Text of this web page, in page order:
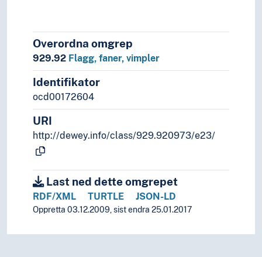
Overordna omgrep
929.92 Flagg, faner, vimpler
Identifikator
ocd00172604
URI
http://dewey.info/class/929.920973/e23/
Last ned dette omgrepet
RDF/XML TURTLE JSON-LD
Oppretta 03.12.2009, sist endra 25.01.2017